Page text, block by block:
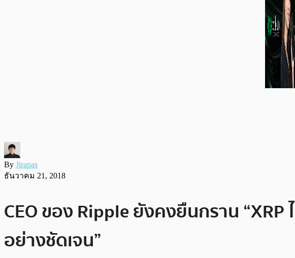
By Jirapas
ธันวาคม 21, 2018
CEO ของ Ripple ยังคงยืนกราน
อย่างชัดเจน”